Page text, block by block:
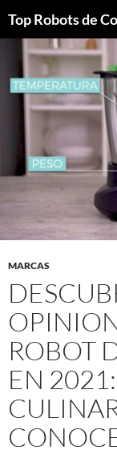
Top Robots de
CONTENIDO
MARCAS
ROBOT
EN